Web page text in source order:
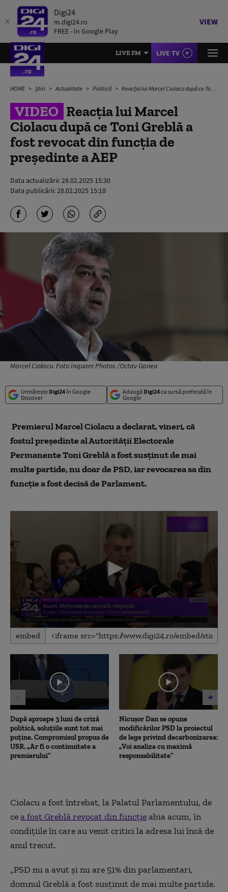
Digi24
m.digi24.ro
FREE - In Google Play
VIEW
LIVE FM LIVE TV
HOME Știri Actualitate Politică Reacția lui Marcel Ciolacu după ce Toni Greblă a fost revocat din funcţia de preşedinte a AEP
VIDEO Reacția lui Marcel
Ciolacu după ce Toni Greblă a
fost revocat din funcţia de
preşedinte a AEP
Data actualizării:28.02.2025 15:30
Data publicării:28.02.2025 15:18
Marcel Ciolacu. Foto Inquam Photos /Octav Ganea
Urmărește Digi24în Google
Discover
Adaugă Digi24ca sursă preferată în
Google
Premierul Marcel Ciolacu a declarat, vineri, că
fostul preşedinte al Autorităţii Electorale
Permanente Toni Greblă a fost susţinut de mai
multe partide, nu doar de PSD, iar revocarea sa din
funcţie a fost decisă de Parlament.
0
seconds
9
minutes,
seconds
embed
După aproape 3 luni de criză
politică, soluțiile sunt tot mai
puține. Compromisul propus de
USR. „Ar fi o continuitate a
premierului”
Nicușor Dan se opune
modificărilor PSD la proiectul
de lege privind decarbonizarea:
„Voi analiza cu maximă
responsabilitate”
Ciolacu a fost întrebat, la Palatul Parlamentului, de
cea fost Greblă revocat din funcţieabia acum, în
condiţiile în care au venit critici la adresa lui încă de
anul trecut.
„PSD nu a avut şi nu are 51% din parlamentari,
domnul Greblă a fost susţinut de mai multe partide.